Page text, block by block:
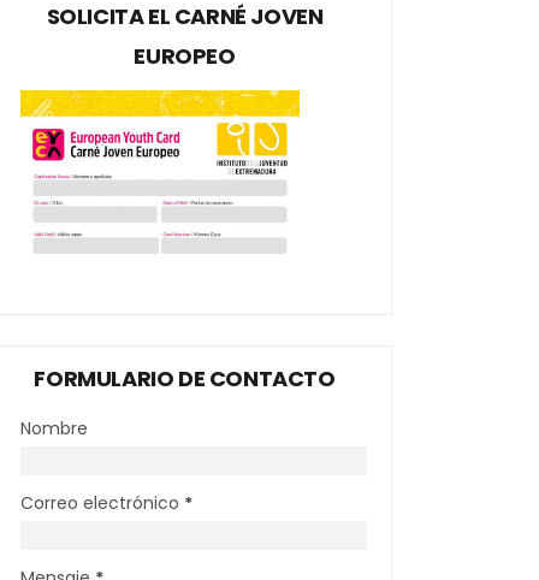
SOLICITA EL CARNÉ JOVEN
EUROPEO
FORMULARIO DE CONTACTO
Nombre
Correo electrónico *